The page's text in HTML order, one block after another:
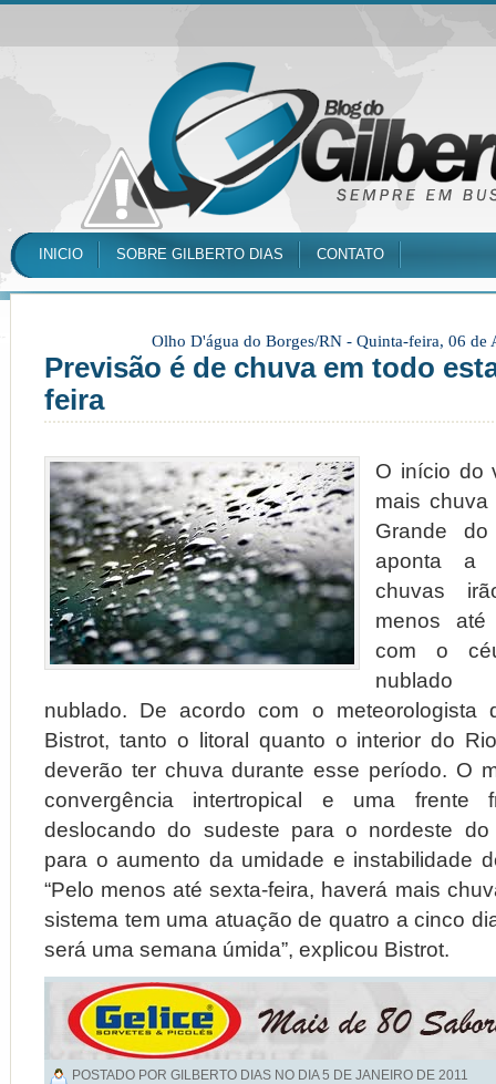
INICIO SOBRE GILBERTO DIAS CONTATO
Olho D'água do Borges/RN - Quinta-feira, 06 de
Previsão é de chuva em todo
feira
O início do
mais
Grande
aponta a
chuvas
menos
com o
nublado
nublado. De acordo com o meteorologista
Bistrot, tanto o litoral quanto o interior do
deverão ter chuva durante esse período. O
convergência intertropical e uma
deslocando do sudeste para o nordeste do
para o aumento da umidade e instabilidade
“Pelo menos até sexta-feira, haverá mais
sistema tem uma atuação de quatro a cinco
será uma semana úmida”, explicou Bistrot.
POSTADO POR GILBERTO DIAS NO DIA5 DE JANEIRO DE 2011